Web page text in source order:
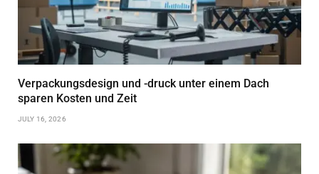
Verpackungsdesign und -druck unter einem Dach
sparen Kosten und Zeit
JULY 16, 2026